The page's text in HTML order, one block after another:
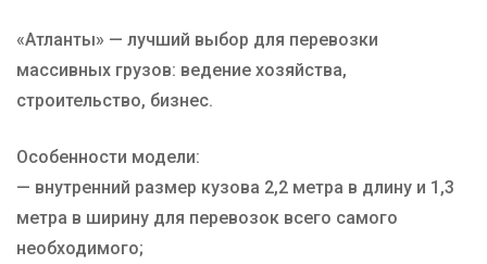
«Атланты» — лучший выбор для перевозки
массивных грузов: ведение хозяйства,
строительство, бизнес.
Особенности модели:
— внутренний размер кузова 2,2 метра в длину и 1,3
метра в ширину для перевозок всего самого
необходимого;